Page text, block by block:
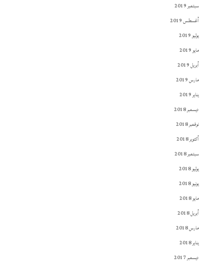
سبتمبر 2019
أغسطس 2019
يوليو 2019
مايو 2019
أبريل 2019
مارس 2019
يناير 2019
ديسمبر 2018
نوفمبر 2018
أكتوبر 2018
سبتمبر 2018
يوليو 2018
يونيو 2018
مايو 2018
أبريل 2018
مارس 2018
يناير 2018
ديسمبر 2017